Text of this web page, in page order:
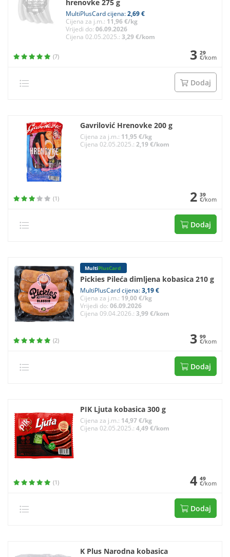
hrenovke 275 g
MultiPlusCard cijena:2,69 €
Cijena za j.m.: 11,96 €/kg
Vrijedi do:06.09.2026
Cijena 02.05.2025.:3,29 €/kom
(7) 3 29
€/kom
Dodaj
Gavrilović Hrenovke 200 g
Cijena za j.m.: 11,95 €/kg
Cijena 02.05.2025.: 2,19 €/kom
(1) 2 39
€/kom
Dodaj
MultiPlusCard
Pickies Pileća dimljena kobasica 210 g
MultiPlusCard cijena:3,19 €
Cijena za j.m.: 19,00 €/kg
Vrijedi do: 06.09.2026
Cijena 09.04.2026.: 3,99 €/kom
(2) 3 99
€/kom
Dodaj
PIK Ljuta kobasica 300 g
Cijena za j.m.: 14,97 €/kg
Cijena 02.05.2025.: 4,49 €/kom
(1) 4 49
€/kom
Dodaj
K Plus Narodna kobasica